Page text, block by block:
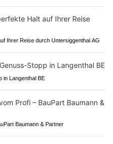
Ihrer Reise durch Untersiggenthal AG
in Langenthal BE
Baumann & Partner